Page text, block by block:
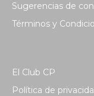
Sugerencias de
Términos y
El Club CP
Política de